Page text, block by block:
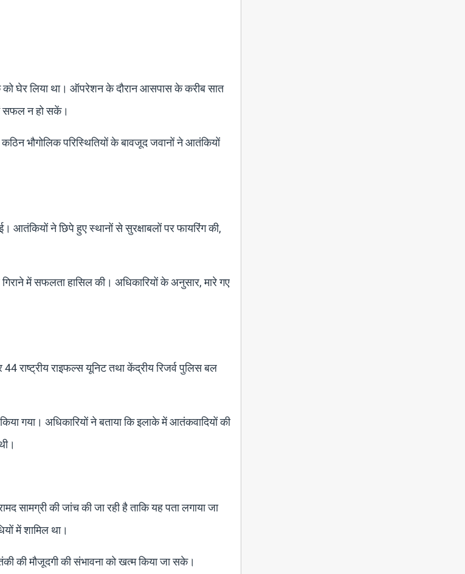
को घेर लिया था। ऑपरेशन के दौरान आसपास के करीब सात
में सफल न हो सकें।
भौगोलिक परिस्थितियों के बावजूद जवानों ने आतंकियों
आतंकियों ने छिपे हुए स्थानों से सुरक्षाबलों पर फायरिंग की,
में सफलता हासिल की। अधिकारियों के अनुसार, मारे गए
राष्ट्रीय राइफल्स यूनिट तथा केंद्रीय रिजर्व पुलिस बल
गया। अधिकारियों ने बताया कि इलाके में आतंकवादियों की
सामग्री की जांच की जा रही है ताकि यह पता लगाया जा
में शामिल था।
की मौजूदगी की संभावना को खत्म किया जा सके।